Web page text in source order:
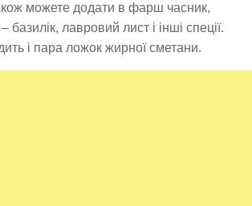
можете додати в фарш часник,
базилік, лавровий лист і інші спеції.
і пара ложок жирної сметани.